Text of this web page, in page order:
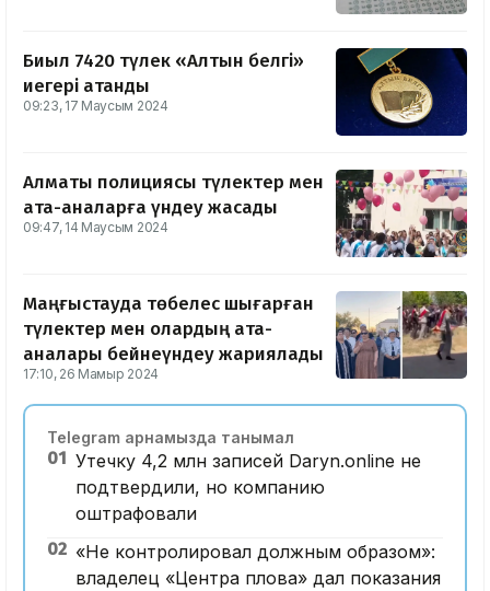
Биыл 7420 түлек «Алтын белгі»
иегері атанды
09:23, 17 Маусым 2024
Алматы полициясы түлектер мен
ата-аналарға үндеу жасады
09:47, 14 Маусым 2024
Маңғыстауда төбелес шығарған
түлектер мен олардың ата-
аналары бейнеүндеу жариялады
17:10, 26 Мамыр 2024
Telegram арнамызда танымал
01 Утечку 4,2 млн записей Daryn.online не
подтвердили, но компанию
оштрафовали
02 «Не контролировал должным образом»:
владелец «Центра плова» дал показания